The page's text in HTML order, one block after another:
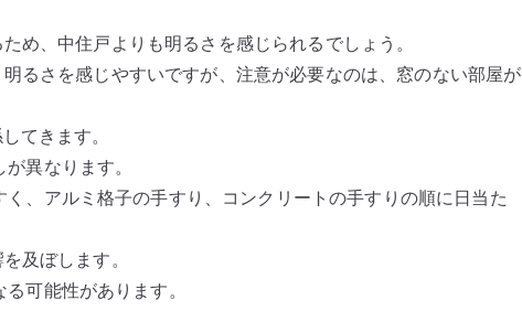
め、中住戸よりも明るさを感じられるでしょう。
るさを感じやすいですが、注意が必要なのは、窓のない部屋が
てきます。
異なります。
、アルミ格子の手すり、コンクリートの手すりの順に日当た
及ぼします。
可能性があります。